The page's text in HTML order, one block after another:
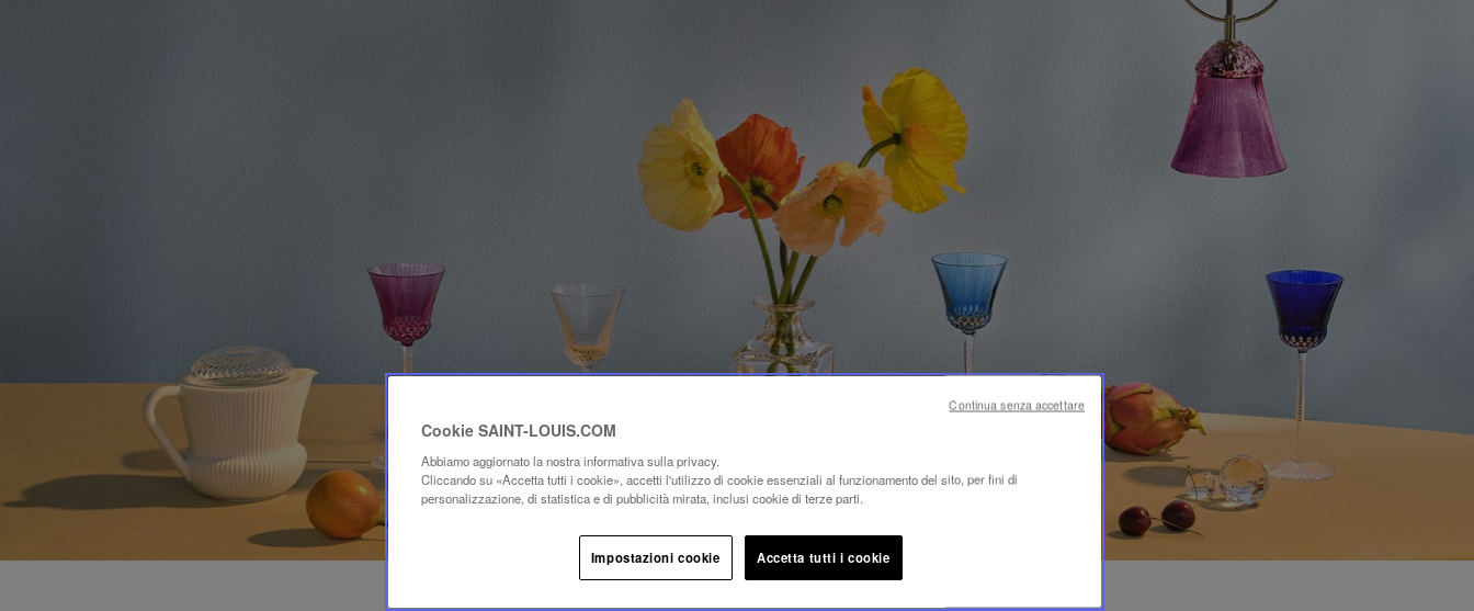
Cookie SAINT-LOUIS.COM
Abbiamo aggiornato la nostra informativa sulla privacy.
Cliccando su «Accetta tutti i cookie», accetti l'utilizzo di cookie essenziali al funzionamento del sito, per fini di
personalizzazione, di statistica e di pubblicità mirata, inclusi cookie di terze parti.
Impostazioni cookie Accetta tutti i cookie
Continua senza accettare